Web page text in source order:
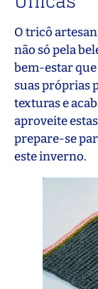
O tricô
não só pela
bem-estar
suas próprias
texturas e
aproveite
prepare-se
este inverno.